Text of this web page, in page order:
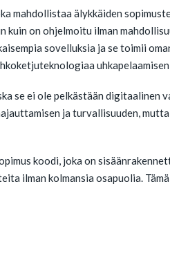
mahdollistaa älykkäiden
on ohjelmoitu ilman
sovelluksia ja se toimii
se ei ole pelkästään
ja turvallisuuden,
koodi, joka on
ilman kolmansia osapuolia.